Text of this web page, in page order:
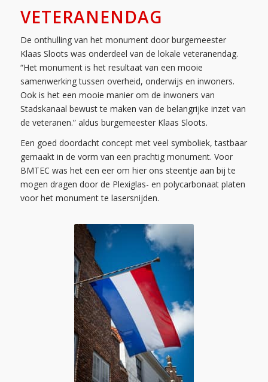
VETERANENDAG
De onthulling van het monument door burgemeester
Klaas Sloots was onderdeel van de lokale veteranendag.
“Het monument is het resultaat van een mooie
samenwerking tussen overheid, onderwijs en inwoners.
Ook is het een mooie manier om de inwoners van
Stadskanaal bewust te maken van de belangrijke inzet van
de veteranen.” aldus burgemeester Klaas Sloots.
Een goed doordacht concept met veel symboliek, tastbaar
gemaakt in de vorm van een prachtig monument. Voor
BMTEC was het een eer om hier ons steentje aan bij te
mogen dragen door de Plexiglas- en polycarbonaat platen
voor het monument te lasersnijden.